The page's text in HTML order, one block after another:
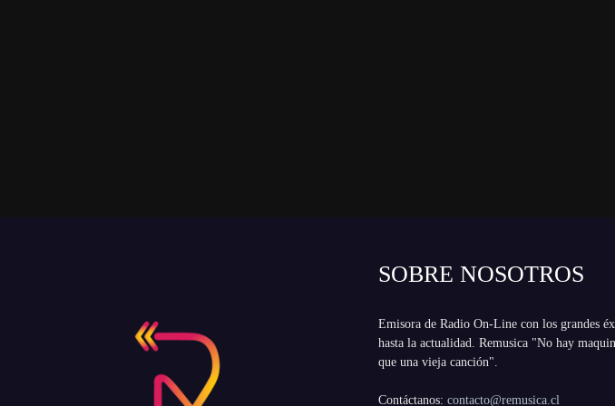
SOBRE NOSOTROS
Emisora de Radio On-Line con los grandes
hasta la actualidad. Remusica "No hay
que una vieja canción".
Contáctanos: contacto@remusica.cl